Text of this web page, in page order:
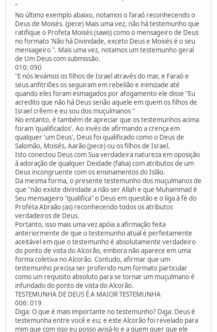
"
No último exemplo abaixo, notamos o faraó reconhecendo o
Deus de Moisés. (pece) Mais uma vez, não há testemunho que
ratifique o Profeta Moisés (saws) como o mensageiro de Deus
no formato 'Não há Divindade, exceto Deus e Moisés é o seu
mensageiro ". Mais uma vez, notamos um testemunho geral
de Um Deus com submissão.
010: 090
"E nós levámos os filhos de Israel através do mar, e Faraó e
seus anfitriões os seguiram em rebelião e inimizade até
quando eles foram esmagados por afogamento ele disse "Eu
acredito que não há Deus senão aquele em quem os filhos de
Israel crêem e eu sou dos muçulmanos "
No entanto, é também de apreciar que os testemunhos acima
foram 'qualificados'. Ao invés de afirmando a crença em
qualquer 'um Deus', Deus foi qualificado como o Deus de
Salomão, Moisés, Aarão (pece) ou os filhos de Israel.
Isto conectou Deus com Sua verdadeira natureza em oposição
à adoração de qualquer Deidade (falsa) com atributos de um
Deus incongruente com os ensinamentos do Islão.
Da mesma forma, o presente testemunho dos muçulmanos de
que "não existe divindade a não ser Allah e que Muhammad é
Seu mensageiro "qualifica" o Deus em questão e o liga à fé do
Profeta Abraão (as) reconhecendo todos os atributos
verdadeiros de Deus.
Portanto, isso mais uma vez apóia a afirmação feita
anteriormente de que o testemunho atual é perfeitamente
aceitável em que o testemunho é absolutamente verdadeiro
do ponto de vista do Alcorão, embora não aparece em uma
forma coletiva no Alcorão. Contudo, afirmar que um
testemunho precisa ser proferido num formato particular
como um requisito absoluto para se tornar um muçulmano é
infundado do ponto de vista do Alcorão.
TESTEMUNHA DE DEUS É A MAIOR TESTEMUNHA
006: 019
Diga: O que é mais importante no testemunho? Diga: Deus é
testemunha entre você e eu; e este Alcorão foi revelado para
mim que com isso eu posso avisá-lo e a quem quer que ele